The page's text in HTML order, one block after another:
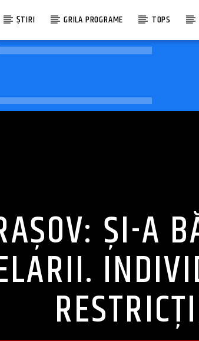
ȘTIRI GRILA PROGRAME TOPS
ȘI-A